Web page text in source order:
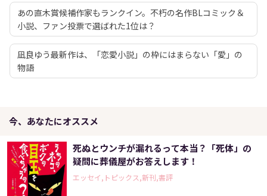
あの直木賞候補作家もランクイン。不朽の名作BLコミック＆
小説、ファン投票で選ばれた1位は？
凪良ゆう最新作は、「恋愛小説」の枠にはまらない「愛」の
物語
今、あなたにオススメ
死ぬとウンチが漏れるって本当？「死体」の
疑問に葬儀屋がお答えします！
エッセイ,トピックス,新刊,書評